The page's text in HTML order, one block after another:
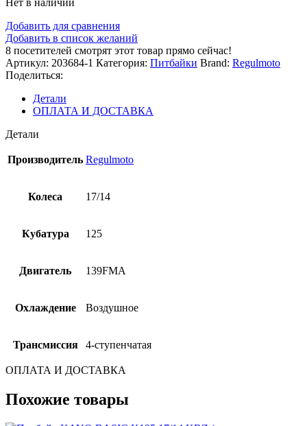
Добавить для сравнения
Добавить в список желаний
8 посетителей смотрят этот товар прямо сейчас!
Артикул: 203684-1 Категория: Питбайки Brand: Regulmoto
Поделиться:
Детали
ОПЛАТА И ДОСТАВКА
Детали
Производитель Regulmoto
Колеса 17/14
Кубатура 125
Двигатель 139FMA
Охлаждение Воздушное
Трансмиссия 4-ступенчатая
ОПЛАТА И ДОСТАВКА
Похожие товары